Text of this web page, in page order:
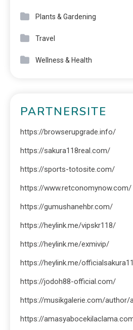
Plants & Gardening
Travel
Wellness & Health
PARTNERSITE
https://browserupgrade.info/
https://sakura118real.com/
https://sports-totosite.com/
https://www.retconomynow.com/
https://gumushanehbr.com/
https://heylink.me/vipskr118/
https://heylink.me/exmivip/
https://heylink.me/
https://jodoh88-official.com/
https://musikgalerie.com/author/
https://